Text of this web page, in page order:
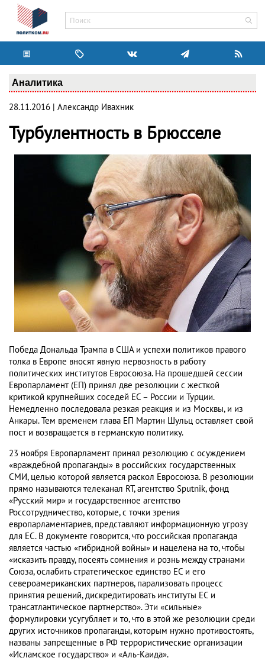
Аналитика
28.11.2016 | Александр Ивахник
Турбулентность в Брюсселе
Победа Дональда Трампа в США и успехи политиков правого
толка в Европе вносят явную нервозность в работу
политических институтов Евросоюза. На прошедшей сессии
Европарламент (ЕП) принял две резолюции с жесткой
критикой крупнейших соседей ЕС – России и Турции.
Немедленно последовала резкая реакция и из Москвы, и из
Анкары. Тем временем глава ЕП Мартин Шульц оставляет свой
пост и возвращается в германскую политику.
23 ноября Европарламент принял резолюцию с осуждением
«враждебной пропаганды» в российских государственных
СМИ, целью которой является раскол Евросоюза. В резолюции
прямо называются телеканал RT, агентство Sputnik, фонд
«Русский мир» и государственное агентство
Россотрудничество, которые, с точки зрения
европарламентариев, представляют информационную угрозу
для ЕС. В документе говорится, что российская пропаганда
является частью «гибридной войны» и нацелена на то, чтобы
«исказить правду, посеять сомнения и рознь между странами
Союза, ослабить стратегическое единство ЕС и его
североамериканских партнеров, парализовать процесс
принятия решений, дискредитировать институты ЕС и
трансатлантическое партнерство». Эти «сильные»
формулировки усугубляет и то, что в этой же резолюции среди
других источников пропаганды, которым нужно противостоять,
названы запрещенные в РФ террористические организации
«Исламское государство» и «Аль-Каида».